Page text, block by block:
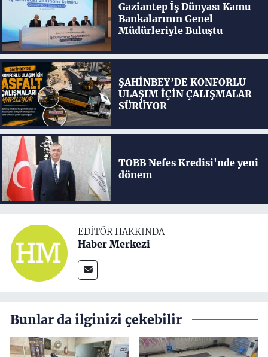
Gaziantep İş Dünyası Kamu
Bankalarının Genel
Müdürleriyle Buluştu
ŞAHİNBEY’DE KONFORLU
ULAŞIM İÇİN ÇALIŞMALAR
SÜRÜYOR
TOBB Nefes Kredisi'nde yeni
dönem
EDITÖR HAKKINDA
Haber Merkezi
Bunlar da ilginizi çekebilir